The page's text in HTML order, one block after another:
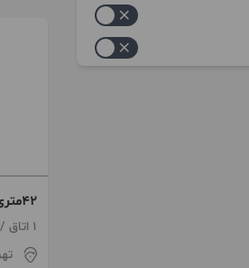
۴۲متری زیر قیمت فوری فروشی
1 اتاق / طبقه 4 / ساخت 1387